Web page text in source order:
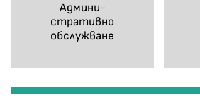
Админи-
стративно
обслужване